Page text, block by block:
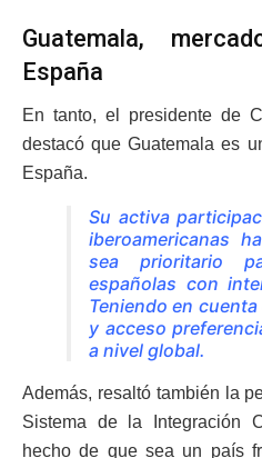
Guatemala,
España
En tanto, el presidente de
destacó que Guatemala es
España.
Su activa
iberoamericanas
sea prioritario
españolas con
Teniendo en
y acceso
a nivel global.
Además, resaltó también la
Sistema de la Integración
hecho de que sea un país